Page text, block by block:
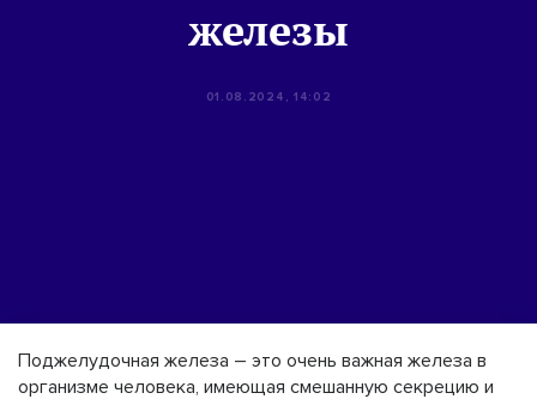
железы
01.08.2024, 14:02
Поджелудочная железа – это очень важная железа в
организме человека, имеющая смешанную секрецию и